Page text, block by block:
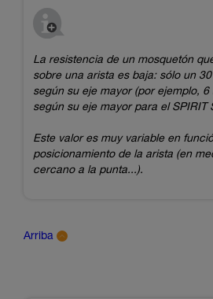
La resistencia de un mosquetón
sobre una arista es baja: sólo un
según su eje mayor (por ejemplo, 6
según su eje mayor para el SPIRIT
Este valor es muy variable en
posicionamiento de la arista (en
cercano a la punta...).
Arriba